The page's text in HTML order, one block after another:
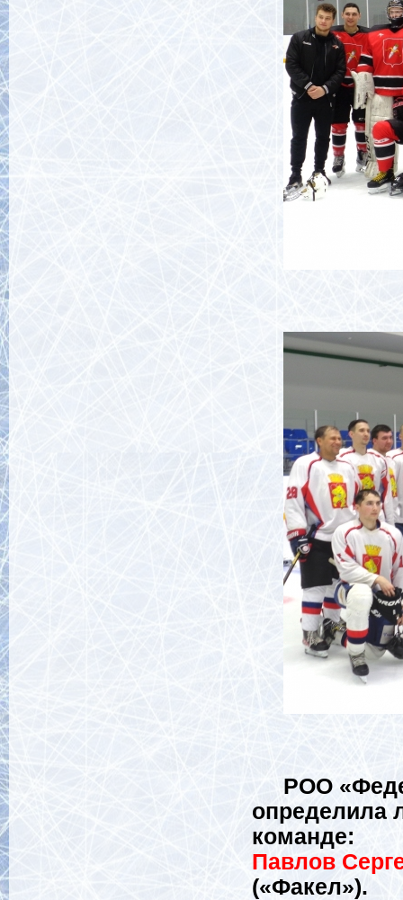
РОО
определила
команде:
Павлов
(«Факел»).